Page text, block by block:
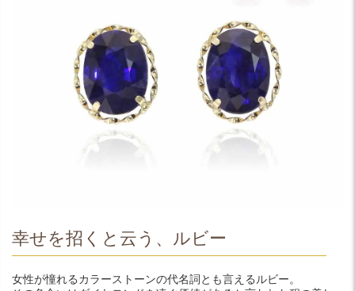
幸せを招くと云う、ルビー
女性が憧れるカラーストーンの代名詞とも言えるルビー。